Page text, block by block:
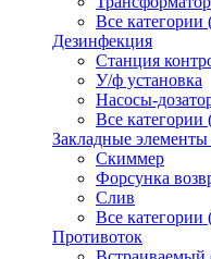
Все категории
Дезинфекция
Станция
У/ф установка
Насосы-
Все категории
Закладные
Скиммер
Форсунка
Слив
Все категории
Противоток